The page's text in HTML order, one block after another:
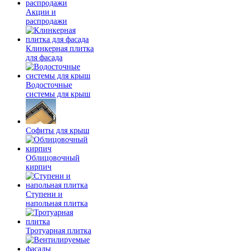
Акции и
распродажи
Клинкерная плитка
для фасада
Водосточные
системы для крыш
Софиты для крыш
Облицовочный
кирпич
Ступени и
напольная плитка
Тротуарная плитка